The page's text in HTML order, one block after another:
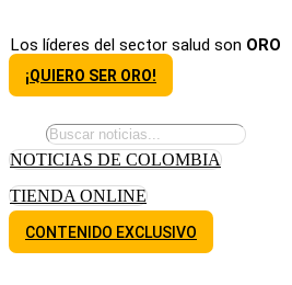
Los líderes del sector salud son ORO
¡QUIERO SER ORO!
NOTICIAS DE COLOMBIA
TIENDA ONLINE
CONTENIDO EXCLUSIVO